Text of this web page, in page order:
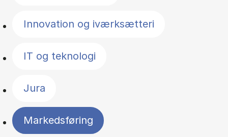
Innovation og iværksætteri
IT og teknologi
Jura
Markedsføring